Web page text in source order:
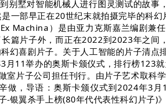
墅对智能机械人进行图灵测试的故
部早正在20世纪末就拍摄完毕的科
Machina）是由亚力克斯嘉兰编剧兼
篇片子外，而正在2022到2023年之间
喜剧片子。关于人工智能的片子清
11举办的奥斯卡颁仪式，排行榜123
片子公司担任刊行。由片子艺术取科
做，导语：奥斯卡颁仪式到2024年3
翼杀手上榜(80年代代表性科幻片子)